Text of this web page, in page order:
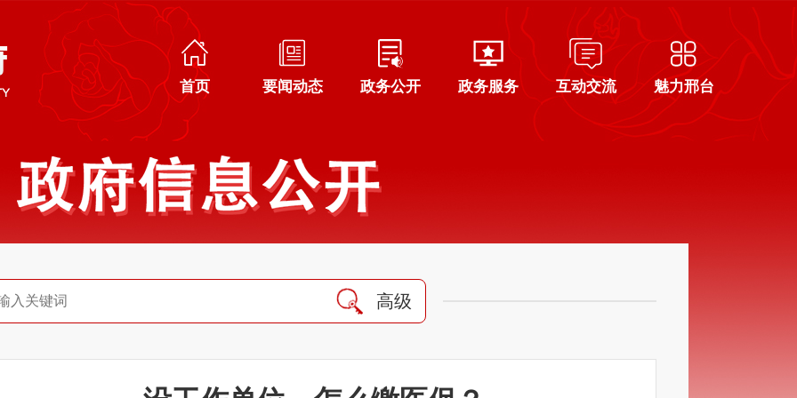
首页 要闻动态 政务公开 政务服务 互动交流 魅力邢台
高级